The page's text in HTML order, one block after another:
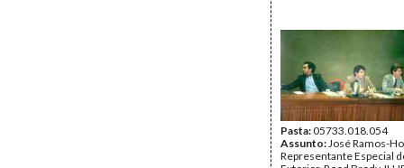
Pasta:05733.018.054
Assunto:José Ramos-
Representante Especial